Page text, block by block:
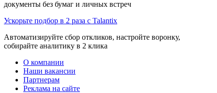
документы без бумаг и личных встреч
Ускорьте подбор в 2 раза с Talantix
Автоматизируйте сбор откликов, настройте воронку,
собирайте аналитику в 2 клика
О компании
Наши вакансии
Партнерам
Реклама на сайте